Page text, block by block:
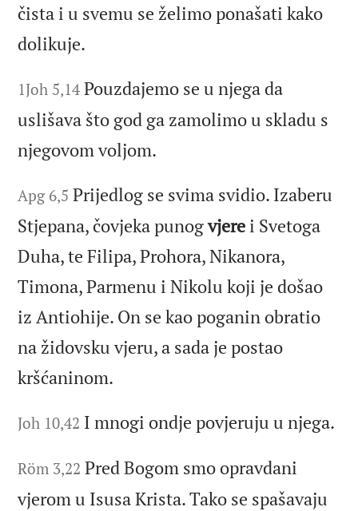
čista i u svemu se želimo ponašati kako
dolikuje.
1Joh 5,14 Pouzdajemo se u njega da
uslišava što god ga zamolimo u skladu s
njegovom voljom.
Apg 6,5 Prijedlog se svima svidio. Izaberu
Stjepana, čovjeka punogvjere i Svetoga
Duha, te Filipa, Prohora, Nikanora,
Timona, Parmenu i Nikolu koji je došao
iz Antiohije. On se kao poganin obratio
na židovsku vjeru, a sada je postao
kršćaninom.
Joh 10,42 I mnogi ondje povjeruju u njega.
Röm 3,22 Pred Bogom smo opravdani
vjerom u Isusa Krista. Tako se spašavaju